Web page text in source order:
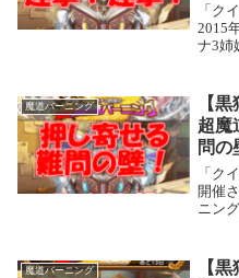
「ク
2015
ナ3姉
です
撃！
連撃
リ...
魔道バーニング
【
超魔
問の
「ク
開催
ニン
寄せ
寄せ
力：
魔道バーニング
【